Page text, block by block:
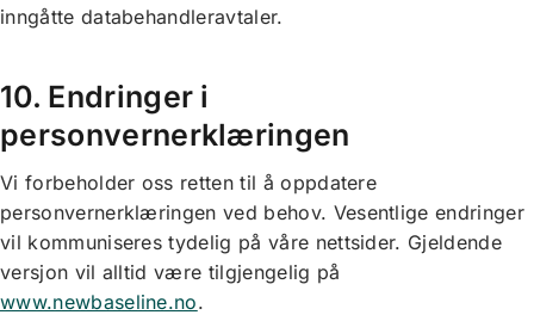
inngåtte databehandleravtaler.
10. Endringer i
personvernerklæringen
Vi forbeholder oss retten til å oppdatere
personvernerklæringen ved behov. Vesentlige endringer
vil kommuniseres tydelig på våre nettsider. Gjeldende
versjon vil alltid være tilgjengelig på
www.newbaseline.no.